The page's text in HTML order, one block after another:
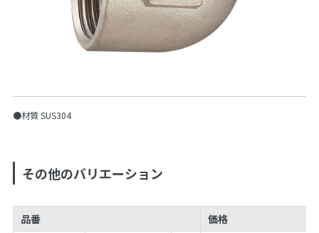
●材質 SUS304
その他のバリエーション
品番 価格